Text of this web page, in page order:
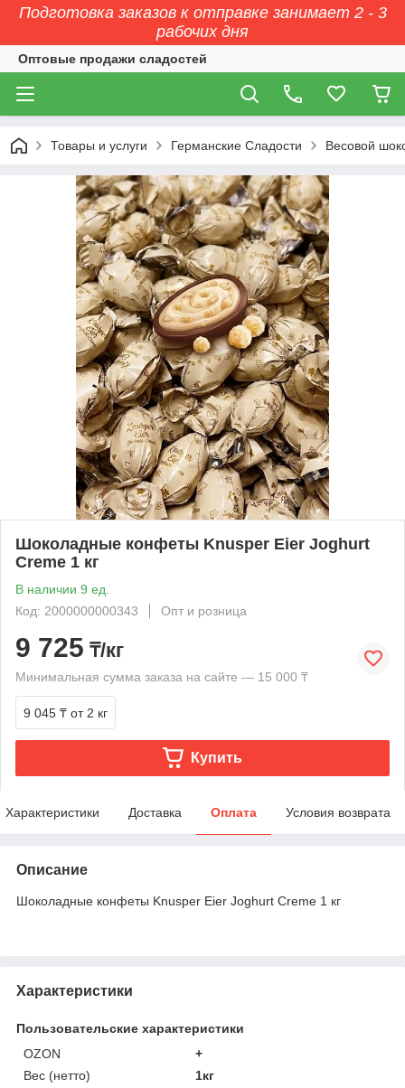
Подготовка заказов к отправке занимает 2 - 3
рабочих дня
Оптовые продажи сладостей
Товары и услуги Германские Сладости Весовой
Шоколадные конфеты Knusper Eier Joghurt
Creme 1 кг
В наличии 9 ед.
Код: 2000000000343
Опт и розница
9 725 ₸/кг
Минимальная сумма заказа на сайте — 15 000 ₸
9 045 ₸ от 2 кг
Купить
Характеристики Доставка Оплата Условия возврата
Описание
Шоколадные конфеты Knusper Eier Joghurt Creme 1 кг
Характеристики
Пользовательские характеристики
OZON
+
Вес (нетто)
1кг